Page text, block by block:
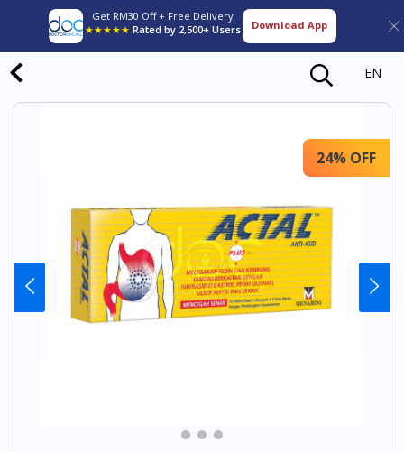
Get RM30 Off + Free Delivery
★★★★★ Rated by 2,500+ Users Download App
EN
24% OFF